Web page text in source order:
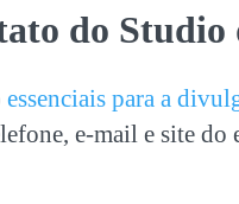
do Studio
essenciais para a
e-mail e site do